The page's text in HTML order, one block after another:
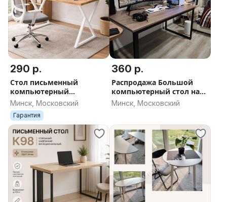
290 р.
Стол письменный
компьютерный
обеденный С91
Минск, Московский
Гарантия
360 р.
Распродажа Большой
компьютерный стол на
металлокаркасе
Минск, Московский